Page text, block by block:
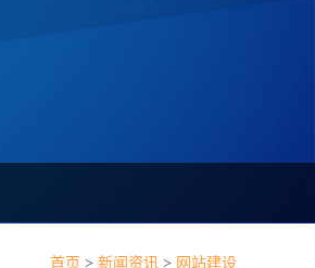
首页 > 新闻资讯 > 网站建设